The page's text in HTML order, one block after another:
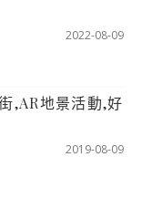
2022-08-09
,AR地景活動,好
2019-08-09